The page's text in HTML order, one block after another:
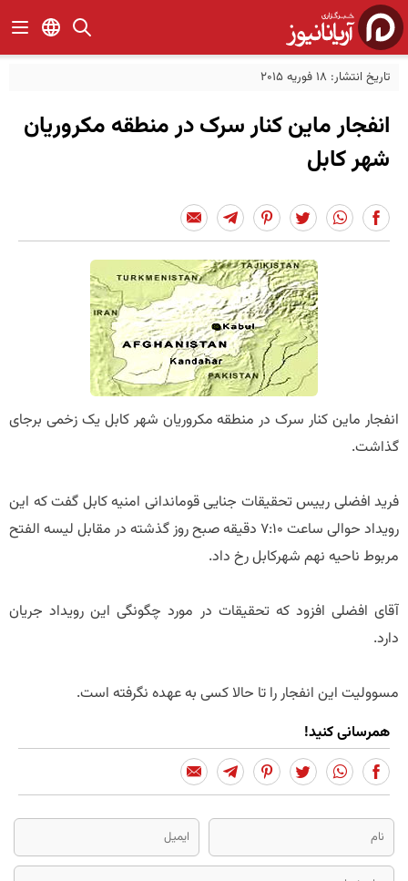
تاریخ انتشار: 18 فوریه 2015
انفجار ماین کنار سرک در منطقه مکروریان
شهر کابل
انفجار ماین کنار سرک در منطقه مکروریان شهر کابل یک زخمی برجای
گذاشت.
فرید افضلی رییس تحقیقات جنایی قوماندانی امنیه کابل گفت که این
رویداد حوالی ساعت 7:10 دقیقه صبح روز گذشته در مقابل لیسه الفتح
مربوط ناحیه نهم شهرکابل رخ داد.
آقای افضلی افزود که تحقیقات در مورد چگونگی این رویداد جریان
دارد.
مسوولیت این انفجار را تا حالا کسی به عهده نگرفته است.
همرسانی کنید!